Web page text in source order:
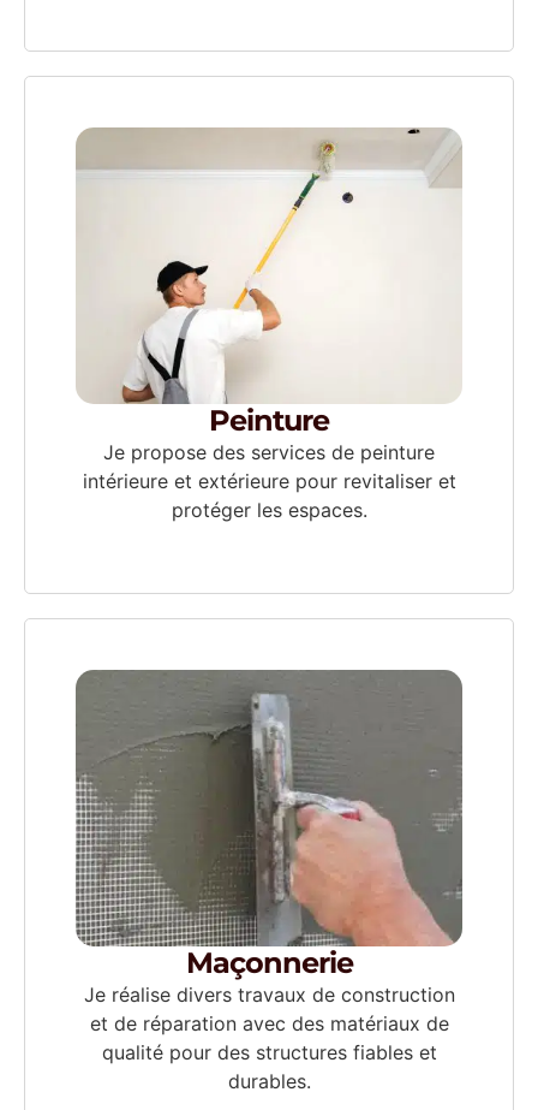
Peinture
Je propose des services de peinture
intérieure et extérieure pour revitaliser et
protéger les espaces.
Maçonnerie
Je réalise divers travaux de construction
et de réparation avec des matériaux de
qualité pour des structures fiables et
durables.